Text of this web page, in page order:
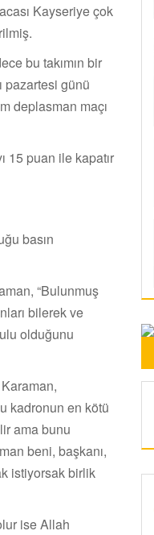
Kayseriye çok
bu takımın bir
pazartesi günü
deplasman maçı
15 puan ile kapatır
basın
“Bulunmuş
bilerek ve
olduğunu
kadronun en kötü
ama bunu
beni, başkanı,
istiyorsak birlik
ise Allah